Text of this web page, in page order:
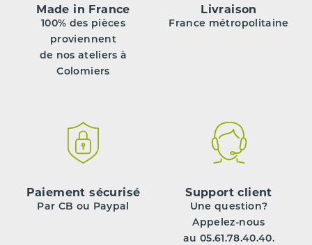
Made in France
100% des pièces
proviennent
de nos ateliers à
Colomiers
Livraison
France métropolitaine
Paiement sécurisé
Par CB ou Paypal
Support client
Une question?
Appelez-nous
au 05.61.78.40.40.